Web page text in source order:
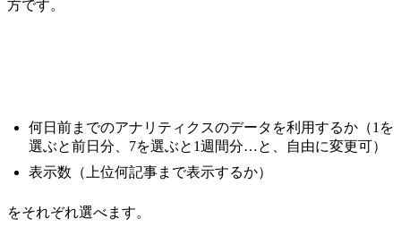
方です。
何日前までのアナリティクスのデータを利用するか（1を
選ぶと前日分、7を選ぶと1週間分…と、自由に変更可）
表示数（上位何記事まで表示するか）
をそれぞれ選べます。